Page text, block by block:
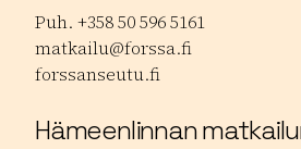
Puh. +358 50 596 5161
matkailu@forssa.fi
forssanseutu.fi
Hämeenlinnan